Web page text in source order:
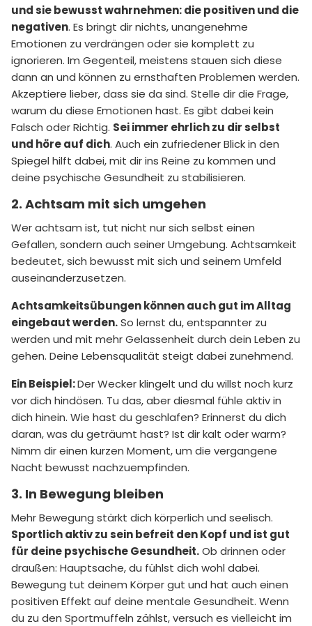
und sie bewusst wahrnehmen: die positiven und die
negativen. Es bringt dir nichts, unangenehme
Emotionen zu verdrängen oder sie komplett zu
ignorieren. Im Gegenteil, meistens stauen sich diese
dann an und können zu ernsthaften Problemen werden.
Akzeptiere lieber, dass sie da sind. Stelle dir die Frage,
warum du diese Emotionen hast. Es gibt dabei kein
Falsch oder Richtig. Sei immer ehrlich zu dir selbst
und höre auf dich. Auch ein zufriedener Blick in den
Spiegel hilft dabei, mit dir ins Reine zu kommen und
deine psychische Gesundheit zu stabilisieren.
2. Achtsam mit sich umgehen
Wer achtsam ist, tut nicht nur sich selbst einen
Gefallen, sondern auch seiner Umgebung. Achtsamkeit
bedeutet, sich bewusst mit sich und seinem Umfeld
auseinanderzusetzen.
Achtsamkeitsübungen können auch gut im Alltag
eingebaut werden.So lernst du, entspannter zu
werden und mit mehr Gelassenheit durch dein Leben zu
gehen. Deine Lebensqualität steigt dabei zunehmend.
Ein Beispiel:Der Wecker klingelt und du willst noch kurz
vor dich hindösen. Tu das, aber diesmal fühle aktiv in
dich hinein. Wie hast du geschlafen? Erinnerst du dich
daran, was du geträumt hast? Ist dir kalt oder warm?
Nimm dir einen kurzen Moment, um die vergangene
Nacht bewusst nachzuempfinden.
3. In Bewegung bleiben
Mehr Bewegung stärkt dich körperlich und seelisch.
Sportlich aktiv zu sein befreit den Kopf und ist gut
für deine psychische Gesundheit.Ob drinnen oder
draußen: Hauptsache, du fühlst dich wohl dabei.
Bewegung tut deinem Körper gut und hat auch einen
positiven Effekt auf deine mentale Gesundheit. Wenn
du zu den Sportmuffeln zählst, versuch es vielleicht im